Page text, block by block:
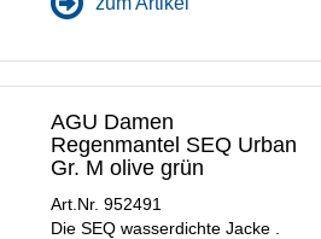
AGU Damen
Regenmantel SEQ Urban
Gr. M olive grün
Art.Nr. 952491
Die SEQ wasserdichte Jacke .